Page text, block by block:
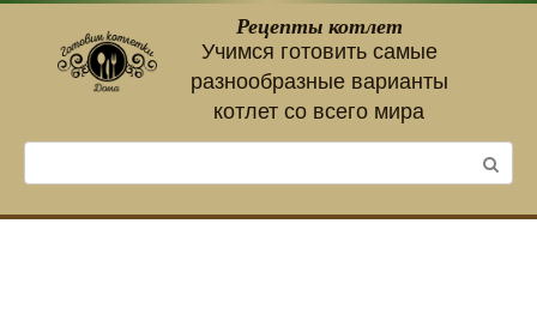
контенту
Рецепты котлет
Учимся готовить самые
разнообразные варианты
котлет со всего мира